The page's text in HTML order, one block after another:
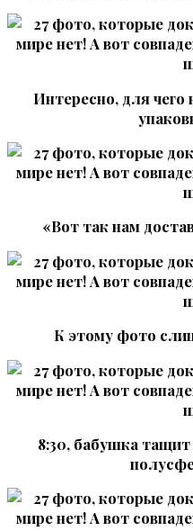
Интересно, для
«Вот так нам
К этому фото
8:30, бабушка